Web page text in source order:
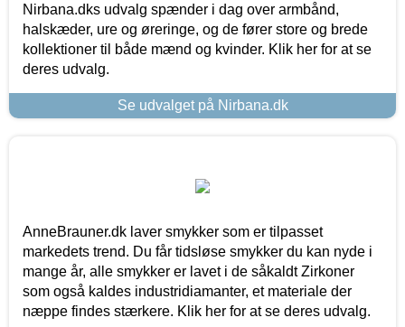
Nirbana.dks udvalg spænder i dag over armbånd,
halskæder, ure og øreringe, og de fører store og brede
kollektioner til både mænd og kvinder. Klik her for at se
deres udvalg.
Se udvalget på Nirbana.dk
AnneBrauner.dk laver smykker som er tilpasset
markedets trend. Du får tidsløse smykker du kan nyde i
mange år, alle smykker er lavet i de såkaldt Zirkoner
som også kaldes industridiamanter, et materiale der
næppe findes stærkere. Klik her for at se deres udvalg.